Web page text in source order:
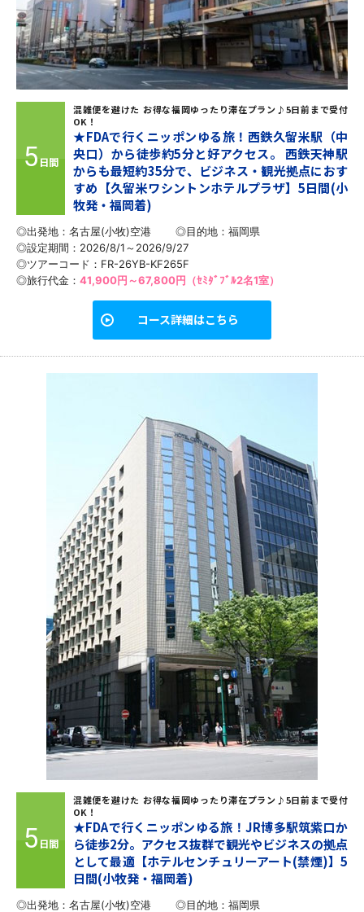
5 日間
混雑便を避けた お得な福岡ゆったり滞在プラン♪5日前まで受付
OK！
★FDAで行くニッポンゆる旅！西鉄久留米駅（中
央口）から徒歩約5分と好アクセス。 西鉄天神駅
からも最短約35分で、ビジネス・観光拠点におす
すめ【久留米ワシントンホテルプラザ】5日間(小
牧発・福岡着)
◎出発地：名古屋(小牧)空港 ◎目的地： 福岡県
◎設定期間：2026/8/1～2026/9/27
◎ツアーコード：FR-26YB-KF265F
◎旅行代金： 41,900円～67,800円（ｾﾐﾀﾞﾌﾞﾙ2名1室）
コース詳細はこちら
5 日間
混雑便を避けた お得な福岡ゆったり滞在プラン♪5日前まで受付
OK！
★FDAで行くニッポンゆる旅！JR博多駅筑紫口か
ら徒歩2分。アクセス抜群で観光やビジネスの拠点
として最適【ホテルセンチュリーアート(禁煙)】5
日間(小牧発・福岡着)
◎出発地：名古屋(小牧)空港 ◎目的地： 福岡県